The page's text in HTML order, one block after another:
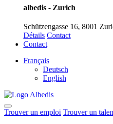
albedis - Zurich
Schützengasse 16, 8001
Détails Contact
Contact
Français
Deutsch
English
Trouver un emploi Trouver un